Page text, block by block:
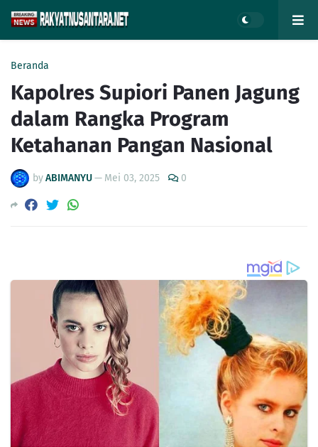
Beranda
Kapolres Supiori Panen Jagung
dalam Rangka Program
Ketahanan Pangan Nasional
byABIMANYU— Mei 03, 2025 0